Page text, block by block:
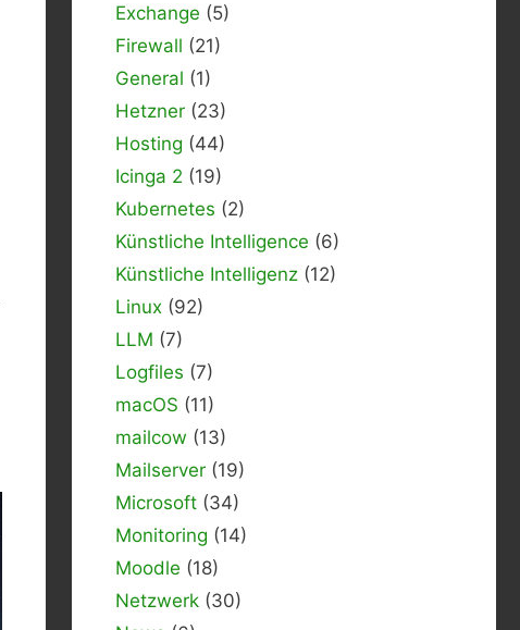
Exchange (5)
Firewall (21)
General (1)
Hetzner (23)
Hosting (44)
Icinga 2 (19)
Kubernetes (2)
Künstliche Intelligence (6)
Künstliche Intelligenz (12)
Linux (92)
LLM (7)
Logfiles (7)
macOS (11)
mailcow (13)
Mailserver (19)
Microsoft (34)
Monitoring (14)
Moodle (18)
Netzwerk (30)